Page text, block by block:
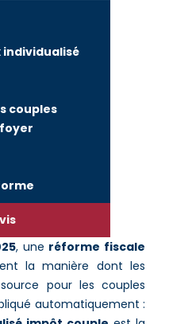
individualisé
couples
, une réforme fiscale
la manière dont les
pour les couples
automatiquement :